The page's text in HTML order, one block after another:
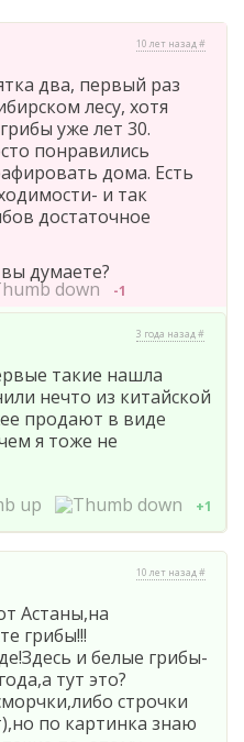
10 лет назад #
два, первый раз
лесу, хотя
уже лет 30.
понравились
дома. Есть
и так
достаточное
думаете?
-1
3 года назад #
такие нашла
нечто из китайской
продают в виде
я тоже не
+1
10 лет назад #
Астаны,на
грибы!!!
и белые грибы-
тут это?
строчки
по картинка знаю